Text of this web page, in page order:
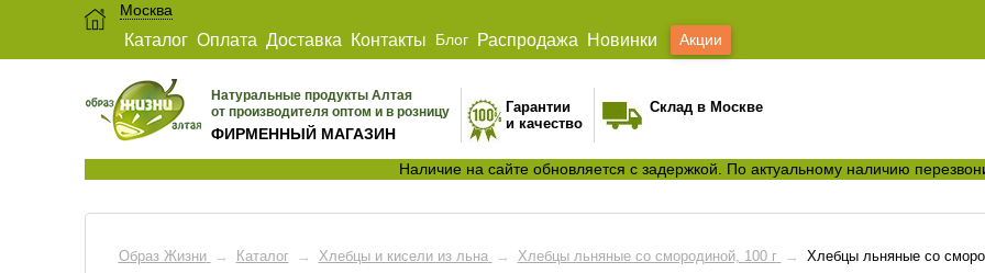
Москва
Каталог Оплата Доставка Контакты Блог Распродажа Новинки Акции
Натуральные продукты Алтая
от производителя оптом и в розницу
ФИРМЕННЫЙ МАГАЗИН
Гарантии
и качество
Склад в Москве
Наличие на сайте обновляется с задержкой. По актуальному наличию
Образ Жизни → Каталог → Хлебцы и кисели из льна → Хлебцы льняные со смородиной, 100 г → Хлебцы льняные со